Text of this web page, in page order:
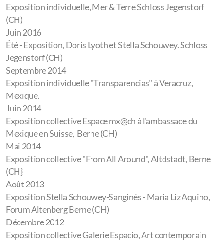
Exposition individuelle, Mer & Terre Schloss Jegenstorf
(CH)
Juin 2016
Été - Exposition, Doris Lyoth et Stella Schouwey. Schloss
Jegenstorf (CH)
Septembre 2014
Exposition individuelle "Transparencias" à Veracruz,
Mexique.
Juin 2014
Exposition collective Espace mx@ch à l'ambassade du
Mexique en Suisse, Berne (CH)
Mai 2014
Exposition collective "From All Around", Altdstadt, Berne
(CH}
Août 2013
Exposition Stella Schouwey-Sanginés - Maria Liz Aquino,
Forum Altenberg Berne (CH)
Décembre 2012
Exposition collective Galerie Espacio, Art contemporain